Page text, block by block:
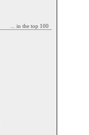
... in the top 100